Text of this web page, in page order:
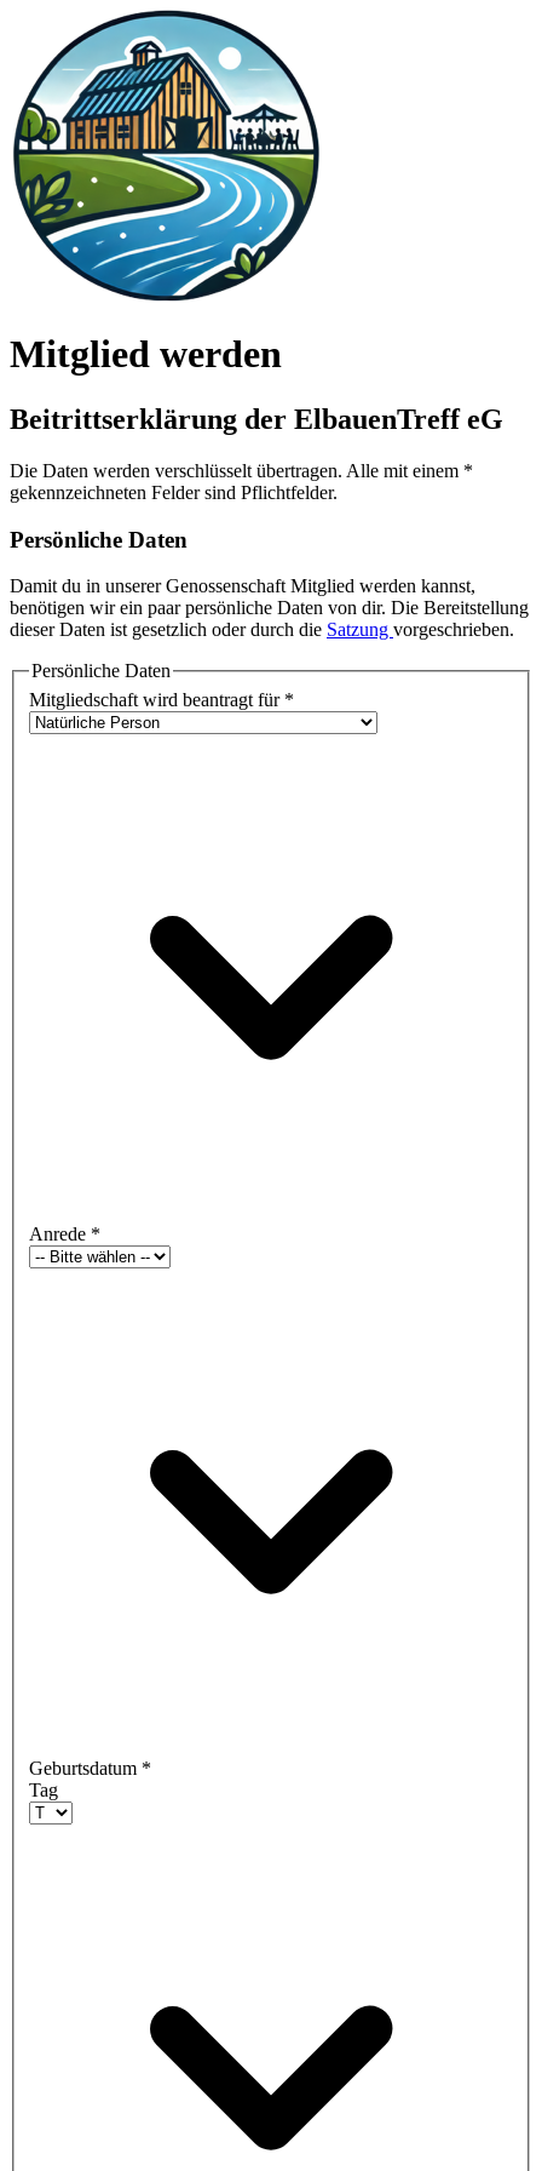
Mitglied werden
Beitrittserklärung der ElbauenTreff eG
Die Daten werden verschlüsselt übertragen. Alle mit einem *
gekennzeichneten Felder sind Pflichtfelder.
Persönliche Daten
Damit du in unserer Genossenschaft Mitglied werden kannst,
benötigen wir ein paar persönliche Daten von dir. Die Bereitstellung
dieser Daten ist gesetzlich oder durch die Satzung vorgeschrieben.
Persönliche Daten
Mitgliedschaft wird beantragt für *
Anrede *
Geburtsdatum *
Tag